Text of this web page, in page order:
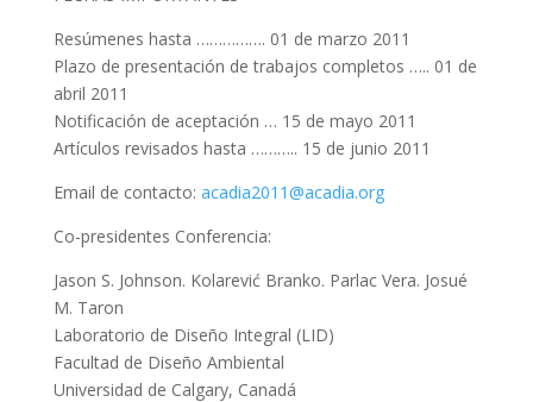
Resúmenes hasta ……………. 01 de marzo 2011
Plazo de presentación de trabajos completos ….. 01 de
abril 2011
Notificación de aceptación … 15 de mayo 2011
Artículos revisados hasta ……….. 15 de junio 2011
Email de contacto: acadia2011@acadia.org
Co-presidentes Conferencia:
Jason S. Johnson. Kolarević Branko. Parlac Vera. Josué
M. Taron
Laboratorio de Diseño Integral (LID)
Facultad de Diseño Ambiental
Universidad de Calgary, Canadá